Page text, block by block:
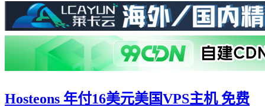
Hosteons 年付16美元美国VPS主机 免费